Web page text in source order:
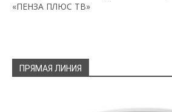
«ПЕНЗА ПЛЮС ТВ»
ПРЯМАЯ ЛИНИЯ